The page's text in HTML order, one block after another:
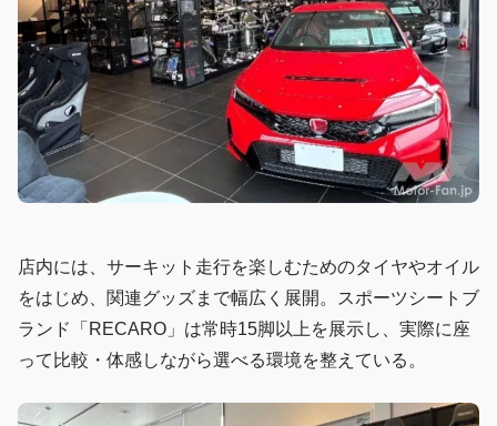
店内には、サーキット走行を楽しむためのタイヤやオイル
をはじめ、関連グッズまで幅広く展開。スポーツシートブ
ランド「RECARO」は常時15脚以上を展示し、実際に座
って比較・体感しながら選べる環境を整えている。